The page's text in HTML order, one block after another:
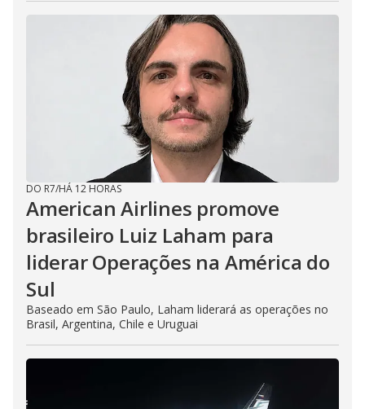
DO R7/HÁ 12 HORAS
American Airlines promove
brasileiro Luiz Laham para
liderar Operações na América do
Sul
Baseado em São Paulo, Laham liderará as operações no
Brasil, Argentina, Chile e Uruguai